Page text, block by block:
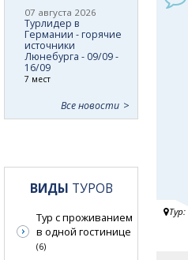
Тур:
07 августа 2026
Турлидер в
Германии - горячие
источники
Люнебурга - 09/09 -
16/09
7 мест
Все новости
ВИДЫ ТУРОВ
Тур с проживанием
в одной гостинице
(6)